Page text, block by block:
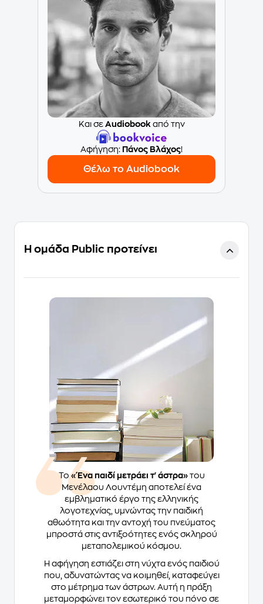
Και σε Audiobookαπό την
Aφήγηση: Πάνος Βλάχος!
Θέλω το Audiobook
Η ομάδα Public προτείνει
Το«Ένα παιδί μετράει τ' άστρα»του
Μενέλαου Λουντέμη αποτελεί ένα
εμβληματικό έργο της ελληνικής
λογοτεχνίας, υμνώντας την παιδική
αθωότητα και την αντοχή του πνεύματος
μπροστά στις αντιξοότητες ενός σκληρού
μεταπολεμικού κόσμου.
Η αφήγηση εστιάζει στη νύχτα ενός παιδιού
που, αδυνατώντας να κοιμηθεί, καταφεύγει
στο μέτρημα των άστρων. Αυτή η πράξη
μεταμορφώνει τον εσωτερικό του πόνο σε